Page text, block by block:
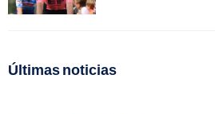
Últimas noticias